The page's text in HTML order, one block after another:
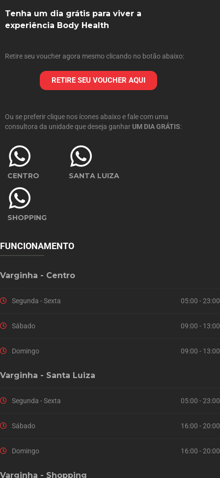
Tenha um dia grátis para viver a
experiência Body Health
Retire seu voucher agora mesmo clicando no botão abaixo:
RETIRE SEU VOUCHER AQUI
Ou se preferir clique nos ícones abaixo e fale com uma
consultora da unidade que deseja ganhar UM DIA GRÁTIS:
CENTRO SANTA LUIZA
SHOPPING
FUNCIONAMENTO
Varginha - Centro
Segunda - Sexta 05:00 - 23:00
Sábado 09:00 - 13:00
Domingo 09:00 - 13:00
Varginha - Santa Luiza
Segunda - Sexta 05:00 - 23:00
Sábado 16:00 - 20:00
Domingo 16:00 - 20:00
Varginha - Shopping